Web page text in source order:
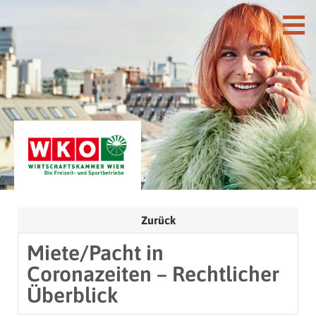
Zurück
Miete/Pacht in
Coronazeiten – Rechtlicher
Überblick